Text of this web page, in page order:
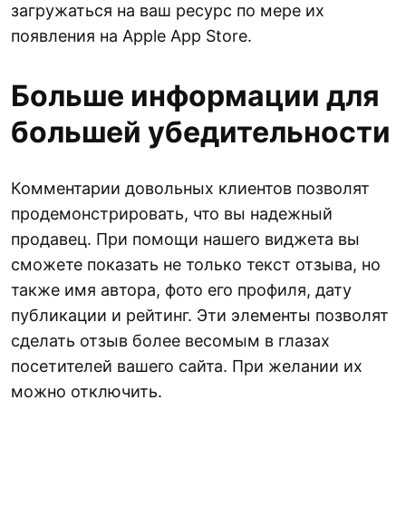
загружаться на ваш ресурс по мере их
появления на Apple App Store.
Больше информации для
большей убедительности
Комментарии довольных клиентов позволят
продемонстрировать, что вы надежный
продавец. При помощи нашего виджета вы
сможете показать не только текст отзыва, но
также имя автора, фото его профиля, дату
публикации и рейтинг. Эти элементы позволят
сделать отзыв более весомым в глазах
посетителей вашего сайта. При желании их
можно отключить.